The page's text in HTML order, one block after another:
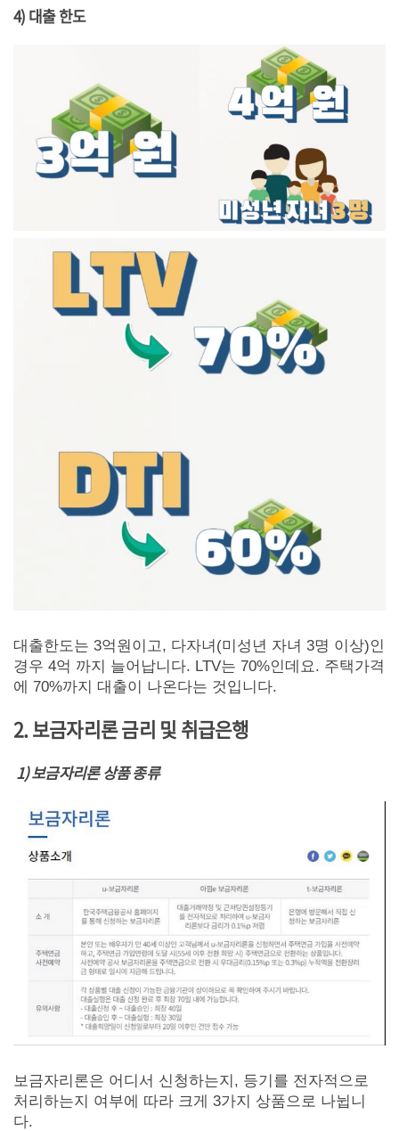
4) 대출 한도
대출한도는 3억원이고, 다자녀(미성년 자녀 3명 이상)인
경우 4억 까지 늘어납니다. LTV는 70%인데요. 주택가격
에 70%까지 대출이 나온다는 것입니다.
2.보금자리론 금리 및 취급은행
1) 보금자리론 상품 종류
보금자리론은 어디서 신청하는지, 등기를 전자적으로
처리하는지 여부에 따라 크게 3가지 상품으로 나뉩니
다.